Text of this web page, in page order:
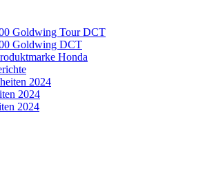
Goldwing Tour DCT
Goldwing DCT
Honda
2024
2024
2024